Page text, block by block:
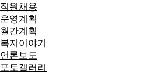
직원채용
운영계획
월간계획
복지이야기
언론보도
포토갤러리